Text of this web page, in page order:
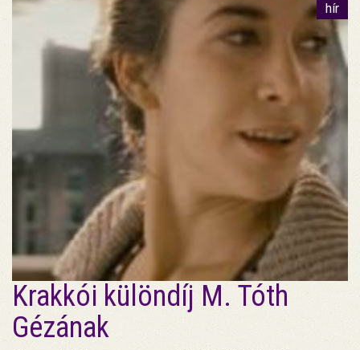
hír
Krakkói különdíj M. Tóth
Gézának